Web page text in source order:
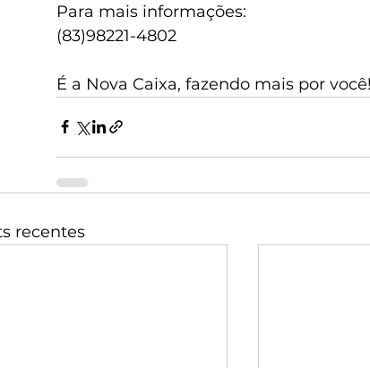
Para mais informações:
(83)98221-4802
É a Nova Caixa, fazendo mais por você!
recentes